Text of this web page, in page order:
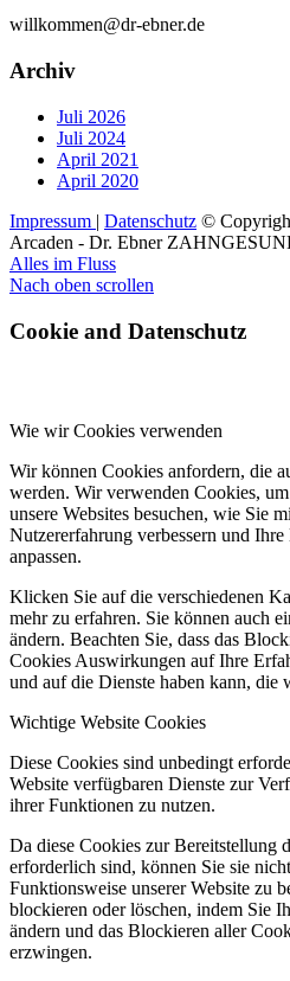
willkommen@dr-ebner.de
Archiv
Juli 2026
Juli 2024
April 2021
April 2020
Impressum | Datenschutz ©
Arcaden - Dr. Ebner
Alles im Fluss
Nach oben scrollen
Cookie and Datenschutz
Wie wir Cookies verwenden
Wir können Cookies anfordern, die
werden. Wir verwenden Cookies,
unsere Websites besuchen, wie Sie
Nutzererfahrung verbessern und
anpassen.
Klicken Sie auf die verschiedenen
mehr zu erfahren. Sie können auch
ändern. Beachten Sie, dass das
Cookies Auswirkungen auf Ihre
und auf die Dienste haben kann, die
Wichtige Website Cookies
Diese Cookies sind unbedingt
Website verfügbaren Dienste zur
ihrer Funktionen zu nutzen.
Da diese Cookies zur Bereitstellung
erforderlich sind, können Sie sie
Funktionsweise unserer Website zu
blockieren oder löschen, indem Sie
ändern und das Blockieren aller
erzwingen.